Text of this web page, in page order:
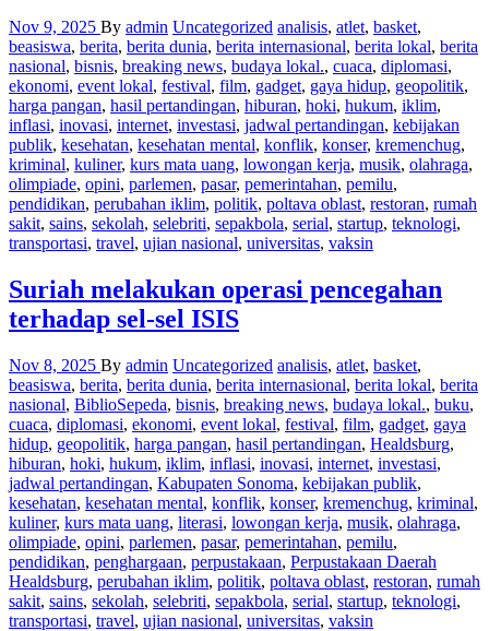
Nov 9, 2025 By admin Uncategorized analisis, atlet, basket,
beasiswa, berita, berita dunia, berita internasional, berita lokal, berita
nasional, bisnis, breaking news, budaya lokal., cuaca, diplomasi,
ekonomi, event lokal, festival, film, gadget, gaya hidup, geopolitik,
harga pangan, hasil pertandingan, hiburan, hoki, hukum, iklim,
inflasi, inovasi, internet, investasi, jadwal pertandingan, kebijakan
publik, kesehatan, kesehatan mental, konflik, konser, kremenchug,
kriminal, kuliner, kurs mata uang, lowongan kerja, musik, olahraga,
olimpiade, opini, parlemen, pasar, pemerintahan, pemilu,
pendidikan, perubahan iklim, politik, poltava oblast, restoran, rumah
sakit, sains, sekolah, selebriti, sepakbola, serial, startup, teknologi,
transportasi, travel, ujian nasional, universitas, vaksin
Suriah melakukan operasi pencegahan
terhadap sel-sel ISIS
Nov 8, 2025 By admin Uncategorized analisis, atlet, basket,
beasiswa, berita, berita dunia, berita internasional, berita lokal, berita
nasional, BiblioSepeda, bisnis, breaking news, budaya lokal., buku,
cuaca, diplomasi, ekonomi, event lokal, festival, film, gadget, gaya
hidup, geopolitik, harga pangan, hasil pertandingan, Healdsburg,
hiburan, hoki, hukum, iklim, inflasi, inovasi, internet, investasi,
jadwal pertandingan, Kabupaten Sonoma, kebijakan publik,
kesehatan, kesehatan mental, konflik, konser, kremenchug, kriminal,
kuliner, kurs mata uang, literasi, lowongan kerja, musik, olahraga,
olimpiade, opini, parlemen, pasar, pemerintahan, pemilu,
pendidikan, penghargaan, perpustakaan, Perpustakaan Daerah
Healdsburg, perubahan iklim, politik, poltava oblast, restoran, rumah
sakit, sains, sekolah, selebriti, sepakbola, serial, startup, teknologi,
transportasi, travel, ujian nasional, universitas, vaksin